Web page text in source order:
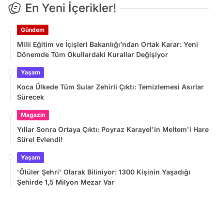
En Yeni İçerikler!
Gündem
Milli Eğitim ve İçişleri Bakanlığı’ndan Ortak Karar: Yeni
Dönemde Tüm Okullardaki Kurallar Değişiyor
Yaşam
Koca Ülkede Tüm Sular Zehirli Çıktı: Temizlemesi Asırlar
Sürecek
Magazin
Yıllar Sonra Ortaya Çıktı: Poyraz Karayel'in Meltem'i Hare
Sürel Evlendi!
Yaşam
'Ölüler Şehri' Olarak Biliniyor: 1300 Kişinin Yaşadığı
Şehirde 1,5 Milyon Mezar Var